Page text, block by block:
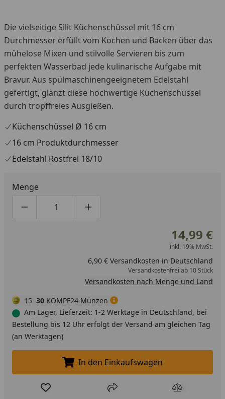
Die vielseitige Silit Küchenschüssel mit 16 cm
Durchmesser erfüllt vom Kochen und Backen über das
mühelose Mixen und stilvolle Servieren bis zum
perfekten Wasserbad jede kulinarische Aufgabe mit
Bravur. Aus spülmaschinengeeignetem Edelstahl
gefertigt, glänzt diese hochwertige Küchenschüssel
durch tropffreies Ausgießen.
Küchenschüssel Ø 16 cm
16 cm Produktdurchmesser
Edelstahl Rostfrei 18/10
Menge
Produktmenge um eins verringern
Produktmenge manuell eingeben
Produktmenge um eins erhöhen
14,99 €
inkl. 19% MwSt.
6,90 € Versandkosten in Deutschland
Versandkostenfrei ab 10 Stück
Versandkosten nach Menge und Land
15 30 KÖMPF24 Münzen
Am Lager, Lieferzeit: 1-2 Werktage in Deutschland, bei
Bestellung bis 12 Uhr erfolgt der Versand am gleichen Tag
(an Werktagen)
In den Einkaufswagen legen
In den Einkaufswagen
Produkt zur Wunschliste hinzufügen
Teilen Produkt